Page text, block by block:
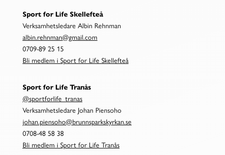
Sport for Life Skellefteå
Verksamhetsledare Albin Rehnman
albin.rehnman@gmail.com
0709-89 25 15
Bli medlem i Sport for Life Skellefteå
Sport for Life Tranås
@sportforlife_tranas
Verksamhetsledare Johan Piensoho
johan.piensoho@brunnsparkskyrkan.se
0708-48 58 38
Bli medlem i Sport for Life Tranås